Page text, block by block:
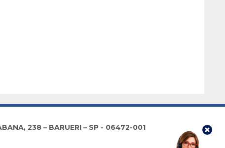
238 – BARUERI – SP - 06472-001